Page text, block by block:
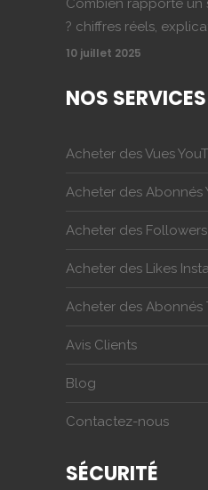
Combien rapporte un
? chiffres réels,
10 juillet 2025
NOS SERVICES
Acheter des Vues
Acheter des Abonnés
Acheter des
Acheter des Likes
Acheter des Abonnés
Avis Clients
Blog
Contactez-nous
SÉCURITÉ